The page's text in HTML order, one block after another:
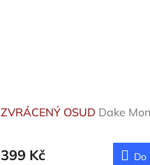
ZVRÁCENÝ OSUD Dake
399 Kč Do